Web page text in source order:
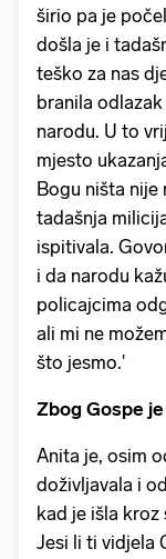
širio pa je
došla je i
teško za nas
branila
narodu. U to
mjesto
Bogu ništa
tadašnja
ispitivala.
i da narodu
policajcima
ali mi ne
što jesmo.'
Zbog Gospe
Anita je, osim
doživljavala i
kad je išla
Jesi li ti vidjela